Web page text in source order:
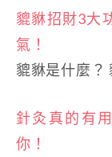
貔貅招財3大
氣！
貔貅是什麼？
針灸真的有
你！